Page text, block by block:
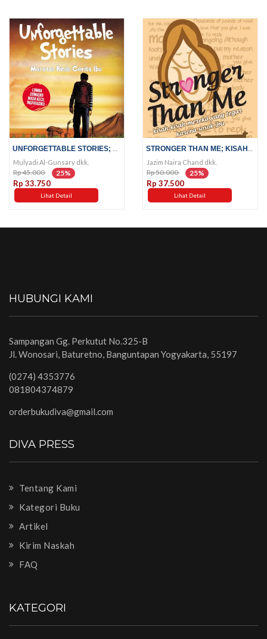
Mulyadi Al-Gunsary dkk.
Rp 45.000 25%
Rp 33.750
Lihat Detail
Jazim Naira Chand dkk.
Rp 50.000 25%
Rp 37.500
Lihat Detail
HUBUNGI KAMI
Sampangan Gg. Perkutut No.325-B
Jl. Wonosari, Baturetno, Banguntapan Yogyakarta, 55197
(0274) 4353776
081804374879
orderbukudiva@gmail.com
DIVA PRESS
Tentang Kami
Kategori Buku
Artikel
Kirim Naskah
FAQ
KATEGORI